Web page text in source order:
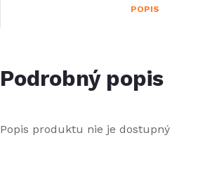
POPIS
Podrobný popis
Popis produktu nie je dostupný